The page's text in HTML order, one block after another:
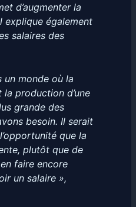
d’augmenter la
également
salaires des
un monde où la
production d’une
grande des
besoin. Il serait
que la
plutôt que de
faire encore
un salaire »,